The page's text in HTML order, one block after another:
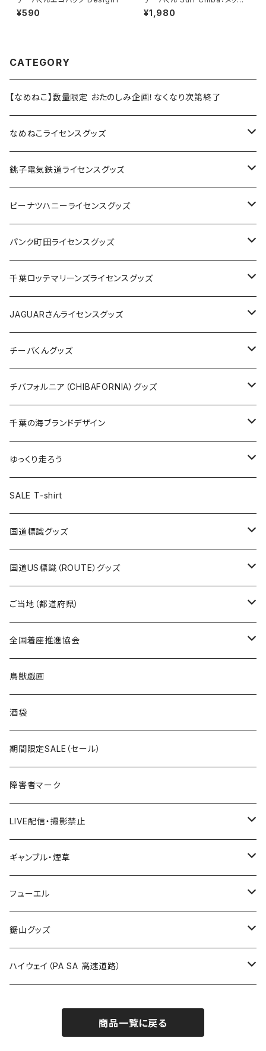
¥590
ュキャップ（Bホワイト）
¥1,980
CATEGORY
【なめねこ】数量限定 おたのしみ企画！なくなり次第終了
なめねこライセンスグッズ
Tシャツ
キャップ
ステッカー
缶バッジ
ホテルキーホルダー
銚子電気鉄道ライセンスグッズ
ステッカー
缶バッジ
アクリルキーホルダー
ホテルキーホルダー
クリアファイル
Tシャツ
キャップ
トートバッグ
ランチバッグ
エコバッグ
ピーナツハニーライセンスグッズ
Tシャツ
キャップ
バッグ
ステッカー
缶バッジ
キーホルダー
クリアファイル
パンク町田ライセンスグッズ
Tシャツ
キャップ
バッグ
ステッカー
缶バッジ
キーホルダー
クリアファイル
千葉ロッテマリーンズライセンスグッズ
ステッカー
ステッカー
ステッカー大
缶バッジ
缶バッジ32mm
缶バッジ54mm
エコバッグ
JAGUARさんコラボグッズ
Tシャツ
ステッカー
サコッシュ
ホテルキーホルダー
モーテルキーホルダー
トートバッグ
JAGUARさんライセンスグッズ
Tシャツ
ステッカー
缶バッジ
クリアファイル
マスク
エコバッグ
千葉ロッテマリーンズコラボ
チーバくんグッズ
Tシャツ
キャップ
エコバッグ
ステッカー
モーテルキーホルダー
ホテルキーホルダー
トートバッグ
チバフォルニア（CHIBAFORNIA）グッズ
Tシャツ
キャップ
ステッカー
ホテルキーホルダー
千葉の海ブランドデザイン
Tシャツ
キャップ
ステッカー
ゆっくり走ろう
Tシャツ
ステッカー
ホテルキーホルダー
SALE T-shirt
国道標識グッズ
ステッカー
国道0～99号線
国道100～199号線
国道600～699号線
国道700～799号線
Tシャツ
キャップ
国道US標識（ROUTE）グッズ
ステッカー
ROUTE 0～99号線
ROUTE100～199号線
ROUTE600～699号線
ROUTE700～799号線
Tシャツ
ROUTE 0～99号線
ROUTE 100～199号線
ROUTE 600～699号線
ROUTE 700～799号線
キャップ
ROUTE 0～99号線
ROUTE 100～199号線
ROUTE 600～699号線
ROUTE 700～799号線
ご当地（都道府県）
北海道
青森県
岩手県
宮城県
秋田県
Tシャツ
ステッカー
山形県
福島県
茨城県
栃木県
群馬県
全国着座推進協会
ステッカー
鳥獣戯画
酒袋
期間限定SALE（セール）
障害者マーク
LIVE配信・撮影禁止
LIVE配信禁止
撮影禁止
ギャンブル・煙草
ホテルキーホルダー
たばこ・禁煙ステッカー
フューエル
ステッカー
鋸山グッズ
Tシャツ
ハイウェイ（PA SA 高速道路）
商品一覧に戻る